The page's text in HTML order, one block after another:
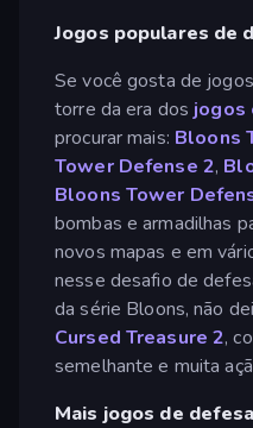
Jogos populares de
Se você gosta de
torre da era dos jogos
procurar mais: Bloons
Tower Defense 2,
Bloons Tower
bombas e armadilhas
novos mapas e em
nesse desafio de
da série Bloons, não
Cursed Treasure 2,
semelhante e muita
Mais jogos de